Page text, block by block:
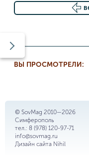
ВЫ ПРОСМОТРЕЛИ:
© SovMag 2010—2026
Симферополь
тел.: 8 (978) 120-97-71
info@sovmag.ru
Дизайн сайта Nihil